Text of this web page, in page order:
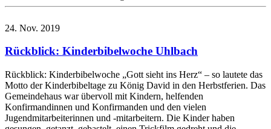
24. Nov. 2019
Rückblick: Kinderbibelwoche Uhlbach
Rückblick: Kinderbibelwoche „Gott sieht ins Herz“ – so lautete das
Motto der Kinderbibeltage zu König David in den Herbstferien. Das
Gemeindehaus war übervoll mit Kindern, helfenden
Konfirmandinnen und Konfirmanden und den vielen
Jugendmitarbeiterinnen und -mitarbeitern. Die Kinder haben